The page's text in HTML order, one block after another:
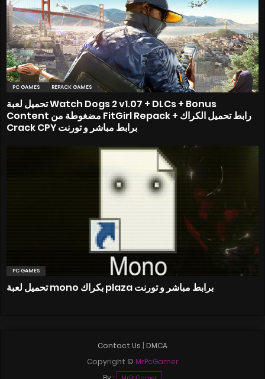
PC GAMES REPACK GAMES
تحميل لعبة Watch Dogs 2 v1.07 + DLCs + Bonus
Content مضغوطة من FitGirl Repack + رابط تحميل الكراك
Crack CPY برابط مباشر و تورنت
PC GAMES
تحميل لعبة mono بكراك plaza برابط مباشر و تورنت
Contact Us | DMCA
Copyright © MrPcGamer